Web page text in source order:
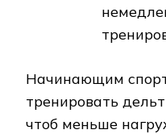
Начинающим
тренировать
чтоб меньше